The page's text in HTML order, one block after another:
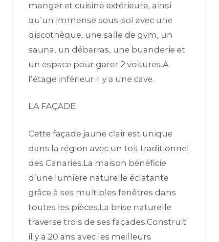
manger et cuisine extérieure, ainsi
qu’un immense sous-sol avec une
discothèque, une salle de gym, un
sauna, un débarras, une buanderie et
un espace pour garer 2 voitures.A
l’étage inférieur il y a une cave.
LA FAÇADE
Cette façade jaune clair est unique
dans la région avec un toit traditionnel
des Canaries.La maison bénéficie
d’une lumière naturelle éclatante
grâce à ses multiples fenêtres dans
toutes les pièces.La brise naturelle
traverse trois de ses façades.Construit
il y a 20 ans avec les meilleurs